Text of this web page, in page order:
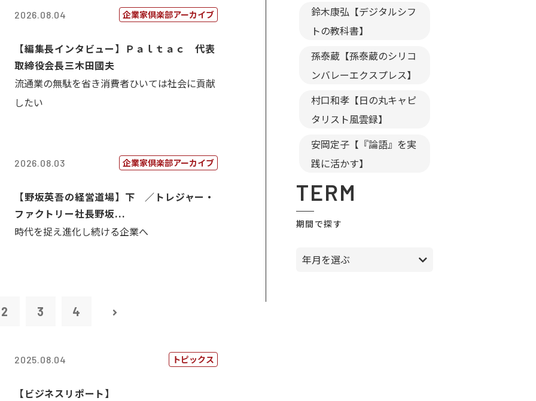
2026.08.04 企業家倶楽部アーカイブ
【編集長インタビュー】Ｐａｌｔａｃ 代表
取締役会長三木田國夫
流通業の無駄を省き消費者ひいては社会に貢献
したい
2026.08.03 企業家倶楽部アーカイブ
【野坂英吾の経営道場】下 ／トレジャー・
ファクトリー社長野坂...
時代を捉え進化し続ける企業へ
2 3 4
2025.08.04 トピックス
【ビジネスリポート】
鈴木康弘【デジタルシフ
トの教科書】
孫泰蔵【孫泰蔵のシリコ
ンバレーエクスプレス】
村口和孝【日の丸キャピ
タリスト風雲録】
安岡定子【『論語』を実
践に活かす】
TERM
期間で探す
年月を選ぶ